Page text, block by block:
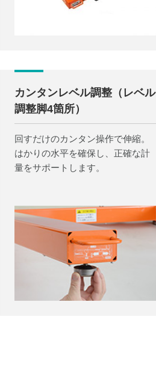
カンタンレベル調整（レベル
調整脚4箇所）
回すだけのカンタン操作で伸縮。
はかりの水平を確保し、正確な計
量をサポートします。